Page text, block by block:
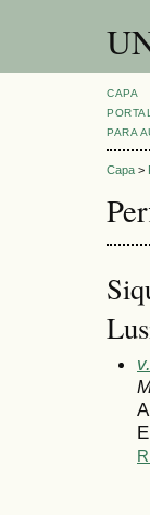
CAPA
PORTAL
PARA
Capa >